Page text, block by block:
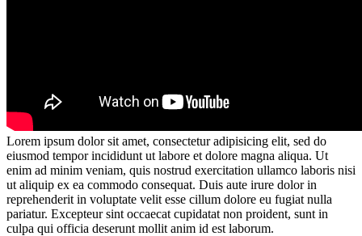
Lorem ipsum dolor sit amet, consectetur adipisicing elit, sed do
eiusmod tempor incididunt ut labore et dolore magna aliqua. Ut
enim ad minim veniam, quis nostrud exercitation ullamco laboris nisi
ut aliquip ex ea commodo consequat. Duis aute irure dolor in
reprehenderit in voluptate velit esse cillum dolore eu fugiat nulla
pariatur. Excepteur sint occaecat cupidatat non proident, sunt in
culpa qui officia deserunt mollit anim id est laborum.